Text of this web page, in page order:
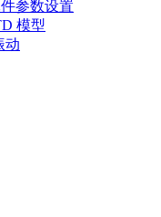
参数设置
模型
动